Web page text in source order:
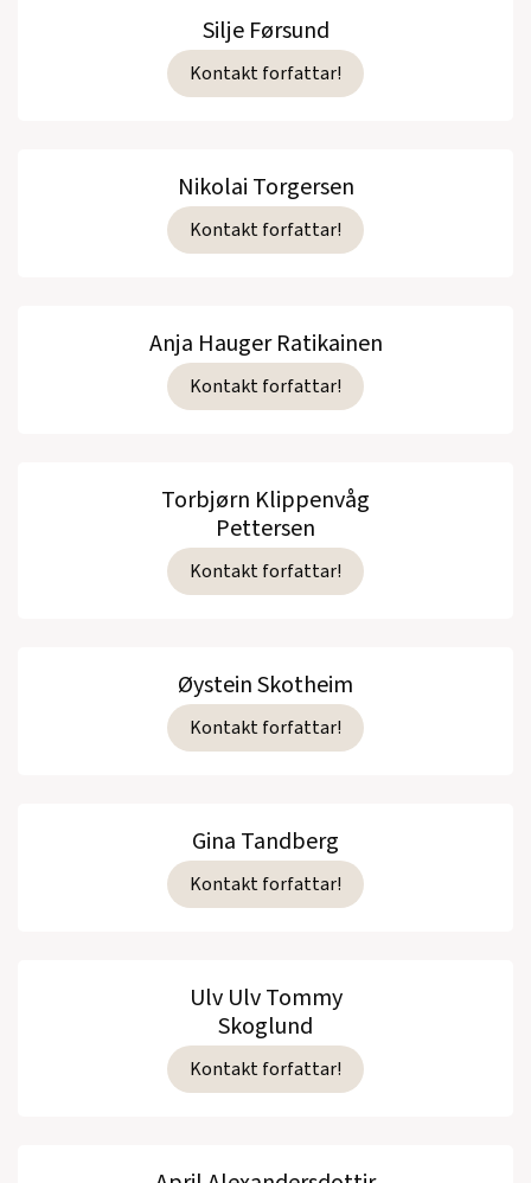
Silje Førsund
Kontakt forfattar!
Nikolai Torgersen
Kontakt forfattar!
Anja Hauger Ratikainen
Kontakt forfattar!
Torbjørn Klippenvåg
Pettersen
Kontakt forfattar!
Øystein Skotheim
Kontakt forfattar!
Gina Tandberg
Kontakt forfattar!
Ulv Ulv Tommy
Skoglund
Kontakt forfattar!